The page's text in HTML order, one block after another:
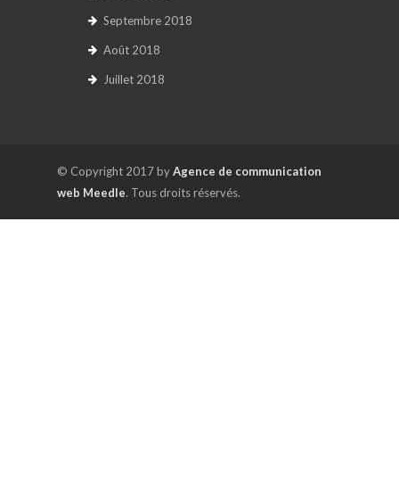
Septembre 2018
Août 2018
Juillet 2018
© Copyright 2017 byAgence de communication
web Meedle. Tous droits réservés.